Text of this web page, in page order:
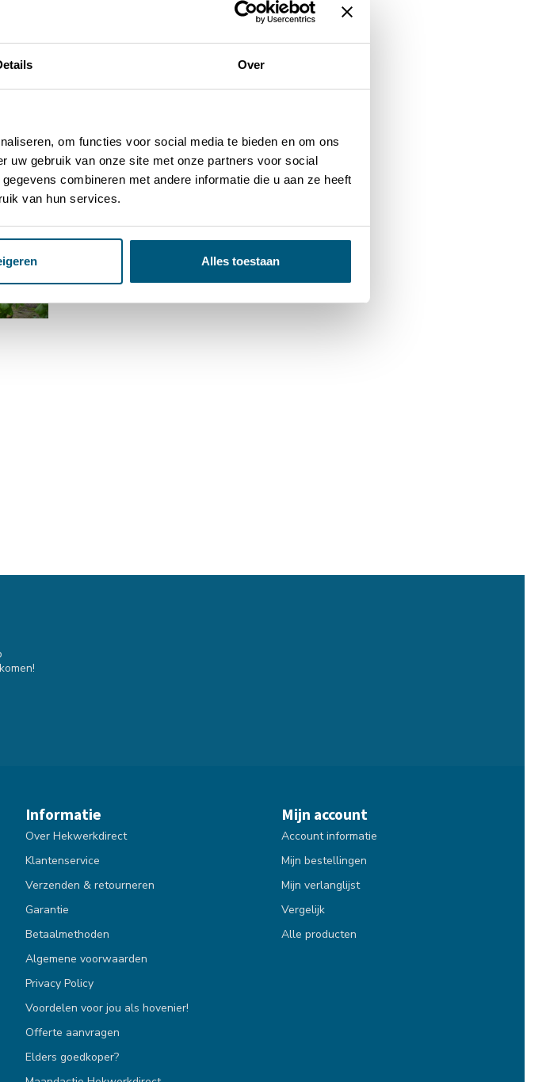
Over
om functies voor social media te bieden en om ons
uw gebruik van onze site met onze partners voor social
combineren met andere informatie die u aan ze heeft
van hun services.
Alles toestaan
Informatie
Over Hekwerkdirect
Klantenservice
Verzenden & retourneren
Garantie
Betaalmethoden
Algemene voorwaarden
Privacy Policy
Voordelen voor jou als hovenier!
Offerte aanvragen
Elders goedkoper?
Mijn account
Account informatie
Mijn bestellingen
Mijn verlanglijst
Vergelijk
Alle producten